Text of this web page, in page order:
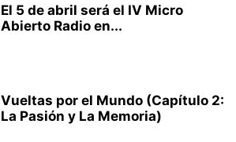
El 5 de abril será el IV Micro
Abierto Radio en...
Vueltas por el Mundo (Capítulo 2:
La Pasión y La Memoria)